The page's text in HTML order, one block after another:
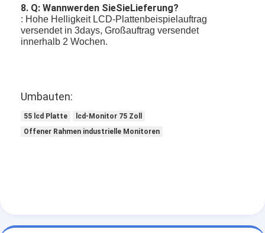
8. Q: Wannwerden SieSieLieferung?
: Hohe Helligkeit LCD-Plattenbeispielauftrag
versendet in 3days, Großauftrag versendet
innerhalb 2 Wochen.
Umbauten:
55 lcd Platte
lcd-Monitor 75 Zoll
Offener Rahmen industrielle Monitoren